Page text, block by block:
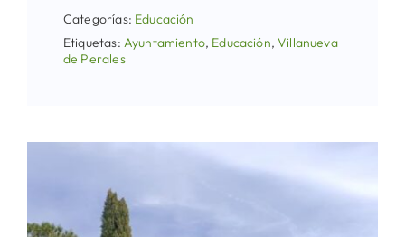
Categorías: Educación
Etiquetas: Ayuntamiento, Educación,Villanueva
de Perales